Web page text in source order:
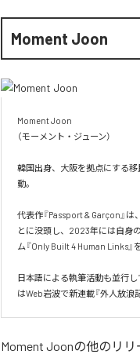
Moment Joon
Moment Joon
（モーメント・ジューン）
韓国出身、大阪を拠点にする
動。
代表作『Passport & Garçon』
とに没頭し、2023年には自身
ム『Only Built 4 Human Links』
日本語による執筆活動も並行し
はWeb岩波で新連載『外人放浪
Moment Joonの他のリリ